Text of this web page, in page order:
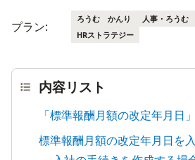
プラン:
ろうむ かんり 人事・ろうむ
HRストラテジー
内容リスト
「標準報酬月額の改定年月日
標準報酬月額の改定年月日を